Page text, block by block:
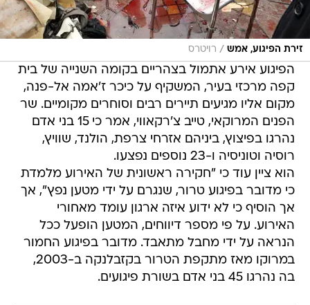
זירת הפיגוע, אמש / רויטרס
הפיגוע אירע אתמול בצהריים בקומה השנייה של בית
קפה מרכזי בעיר, המשקיף על כיכר ז'אמה אל-פנה,
מקום אליו מגיעים תיירים רבים וסוחרים מקומיים. שר
הפנים המרוקאי, טייב צ'רקאווי, אמר כי 15 בני אדם
נהרגו בפיצוץ, ביניהם אזרחי צרפת, הולנד, שוויץ,
רוסיה וטוניסיה ו-23 נוספים נפצעו.
הוא ציין עוד כי "חקירה ראשונית של האירוע מלמדת
כי מדובר בפיגוע טרור, שנגרם על ידי מטען נפץ", אך
אך הוסיף כי לא ידוע איזה ארגון עומד מאחורי
האירוע. על פי מספר דיווחים, המטען הופעל ככל
הנראה על ידי מחבל מתאבד. מדובר בפיגוע החמור
במרוקו מאז מתקפת הטרור בקזבלנקה ב-2003,
בה נהרגו 45 בני אדם בשורת פיגועים.